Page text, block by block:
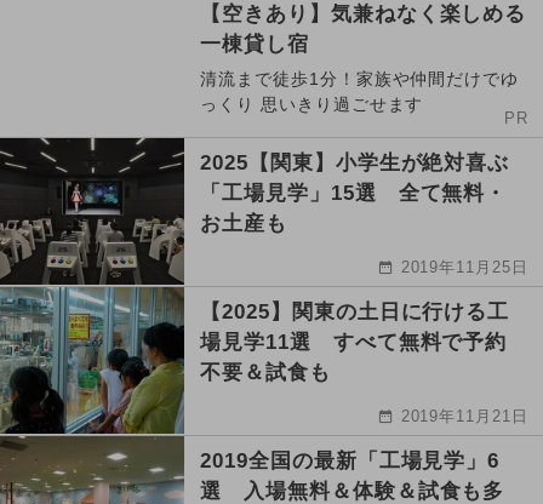
【空きあり】気兼ねなく楽しめる
一棟貸し宿
清流まで徒歩1分！家族や仲間だけでゆ
っくり 思いきり過ごせます
PR
2025【関東】小学生が絶対喜ぶ
「工場見学」15選 全て無料・
お土産も
2019年11月25日
【2025】関東の土日に行ける工
場見学11選 すべて無料で予約
不要＆試食も
2019年11月21日
2019全国の最新「工場見学」6
選 入場無料＆体験＆試食も多